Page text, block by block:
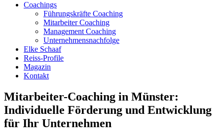
Coachings
Führungskräfte Coaching
Mitarbeiter Coaching
Management Coaching
Unternehmensnachfolge
Elke Schaaf
Reiss-Profile
Magazin
Kontakt
Mitarbeiter-Coaching in Münster:
Individuelle Förderung und Entwicklung
für Ihr Unternehmen